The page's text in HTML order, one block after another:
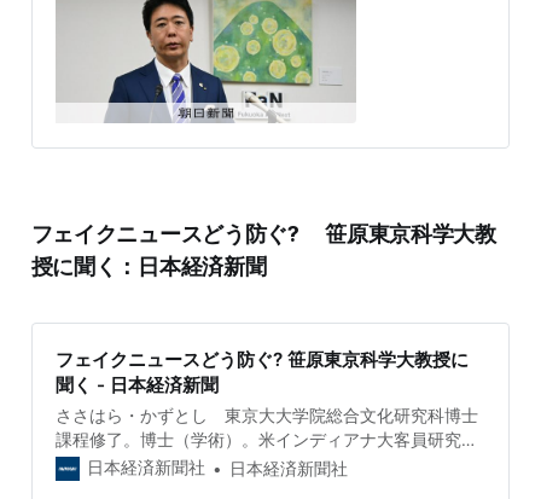
フェイクニュースどう防ぐ? 笹原東京科学大教
授に聞く：日本経済新聞
フェイクニュースどう防ぐ? 笹原東京科学大教授に
聞く - 日本経済新聞
ささはら・かずとし 東京大大学院総合文化研究科博士
課程修了。博士（学術）。米インディアナ大客員研究
員、JSTさきがけ研究員、名古屋大大学院講師などを経
て、現職。著書に「フェイクニュースを科学する」「デ
日本経済新聞社 日本経済新聞社